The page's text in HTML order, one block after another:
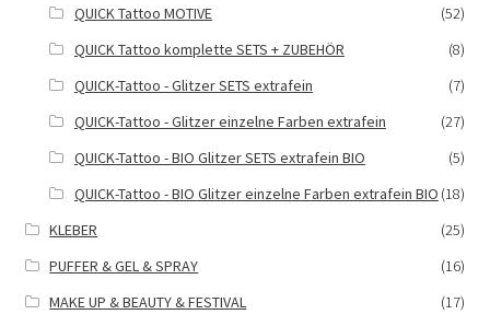
QUICK Tattoo MOTIVE
(52)
QUICK Tattoo komplette SETS + ZUBEHÖR
(8)
QUICK-Tattoo - Glitzer SETS extrafein
(7)
QUICK-Tattoo - Glitzer einzelne Farben extrafein
(27)
QUICK-Tattoo - BIO Glitzer SETS extrafein BIO
(5)
QUICK-Tattoo - BIO Glitzer einzelne Farben extrafein BIO (18)
KLEBER
(25)
PUFFER & GEL & SPRAY
(16)
MAKE UP & BEAUTY & FESTIVAL
(17)